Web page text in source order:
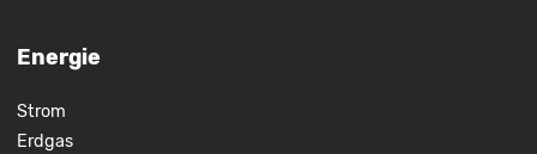
Energie
Strom
Erdgas